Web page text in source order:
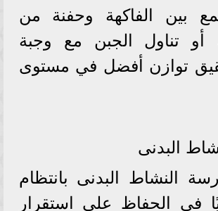
بين الفاكهة وحفنة من
أو تناول الجبن مع وجبة
توازن أفضل في مستوى
البدنى
النشاط البدنى بانتظام
في الحفاظ على استقرار